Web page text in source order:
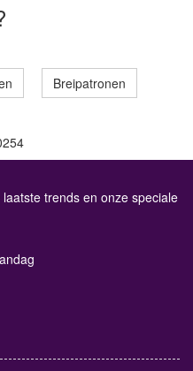
Breipatronen
trends en onze speciale